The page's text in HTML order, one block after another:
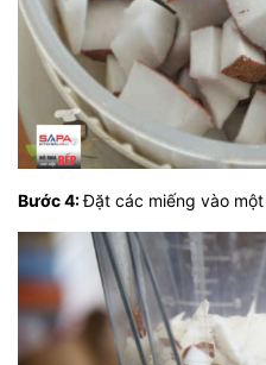
Bước 4:Đặt các miếng vào